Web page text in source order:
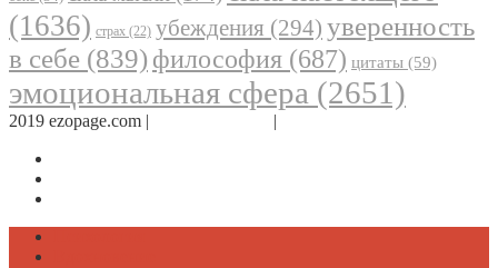
(1636) страх (22) убеждения (294) уверенность
в себе (839) философия (687) цитаты (59)
эмоциональная сфера (2651)
2019 ezopage.com | |